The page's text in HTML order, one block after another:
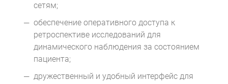
сетям;
обеспечение оперативного доступа к
ретроспективе исследований для
динамического наблюдения за состоянием
пациента;
дружественный и удобный интерфейс для